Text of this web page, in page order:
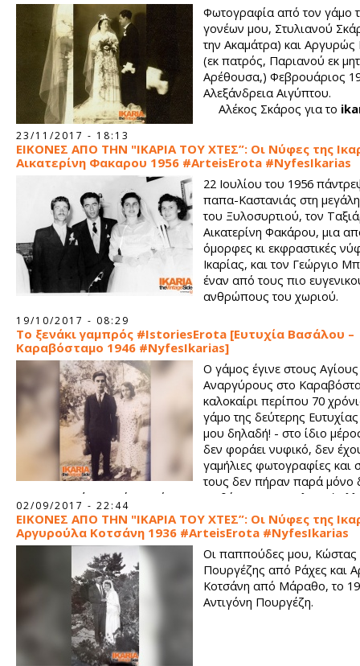
Φωτογραφία από τον γάμο
γονέων μου, Στυλιανού
την Ακαμάτρα) και
(εκ πατρός, Παριανού εκ
Αρέθουσα,) Φεβρουάριος
Αλεξάνδρεια Αιγύπτου.
Αλέκος Σκάρος για το
23/11/2017 - 18:13
ΕΙΚΟΝΕΣ ΑΠΟ ΤΗΝ "ΙΚΑΡΙΑ ΤΟΥ ΧΤΕΣ”: Οι Νύφες της
Αικατερίνη Φακαρου 1956 #ArteisErota #NyfesIkarias
22 Ιουλίου του 1956
παπα-Καστανιάς στη
του Ξυλοσυρτιού, τον
Αικατερίνη Φακάρου, μια
όμορφες κι εκφραστικές
Ικαρίας, και τον Γεώργιο
έναν από τους πιο
ανθρώπους του χωριού.
19/10/2017 - 08:29
Το ξενάκι γαμπρός #IstoriesErota [Eυτυχία Βασάλου –
Καραβόσταμο 1946 #NyfesIkarias]
Ο γάμος έγινε στους Αγίους
Αναργύρους στο
καλοκαίρι περίπου 70
γάμο της δεύτερης
μου δηλαδή! - στο ίδιο
δεν φοράει νυφικό, δεν
γαμήλιες φωτογραφίες και
τους δεν πήραν παρά
που η γιαγιά κρατούσε χρόνια για ενθύμιο. Μεταπολεμική
μου πεις, δύσκολες εποχές.
02/09/2017 - 22:44
ΕΙΚΟΝΕΣ ΑΠΟ ΤΗΝ "ΙΚΑΡΙΑ ΤΟΥ ΧΤΕΣ”: Οι Νύφες της
Αργυρούλα Κοτσάνη 1936 #ArteisErota #NyfesIkarias
Οι παππούδες μου, Κώστας
Πουργέζης από Ράχες και
Κοτσάνη από Μάραθο, το
Αντιγόνη Πουργέζη.